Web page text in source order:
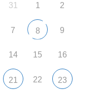
31 1 2
7 8 9
14 15 16
21 22 23